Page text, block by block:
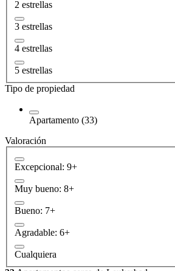
2 estrellas
3 estrellas
4 estrellas
5 estrellas
Tipo de propiedad
Apartamento (33)
Valoración
Excepcional: 9+
Muy bueno: 8+
Bueno: 7+
Agradable: 6+
Cualquiera